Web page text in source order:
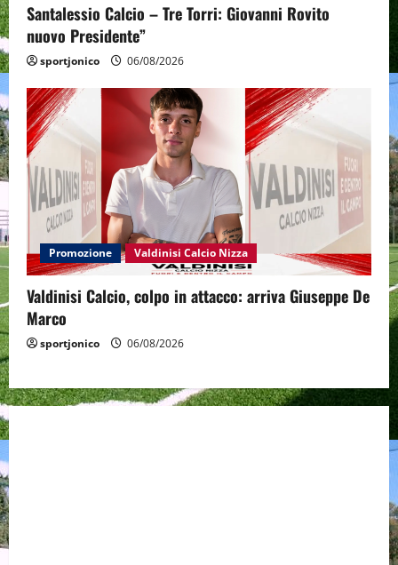
Santalessio Calcio – Tre Torri: Giovanni Rovito
nuovo Presidente”
sportjonico 06/08/2026
Promozione Valdinisi Calcio Nizza
Valdinisi Calcio, colpo in attacco: arriva Giuseppe De
Marco
sportjonico 06/08/2026